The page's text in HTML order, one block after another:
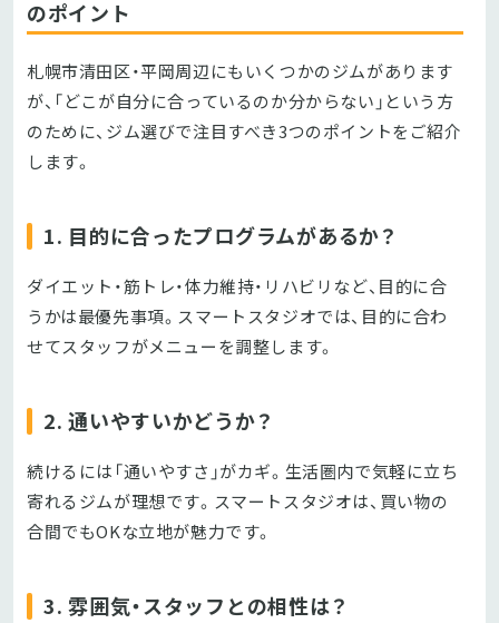
のポイント
札幌市清田区・平岡周辺にもいくつかのジムがあります
が、「どこが自分に合っているのか分からない」という方
のために、ジム選びで注目すべき3つのポイントをご紹介
します。
1. 目的に合ったプログラムがあるか？
ダイエット・筋トレ・体力維持・リハビリなど、目的に合
うかは最優先事項。スマートスタジオでは、目的に合わ
せてスタッフがメニューを調整します。
2. 通いやすいかどうか？
続けるには「通いやすさ」がカギ。生活圏内で気軽に立ち
寄れるジムが理想です。スマートスタジオは、買い物の
合間でもOKな立地が魅力です。
3. 雰囲気・スタッフとの相性は？